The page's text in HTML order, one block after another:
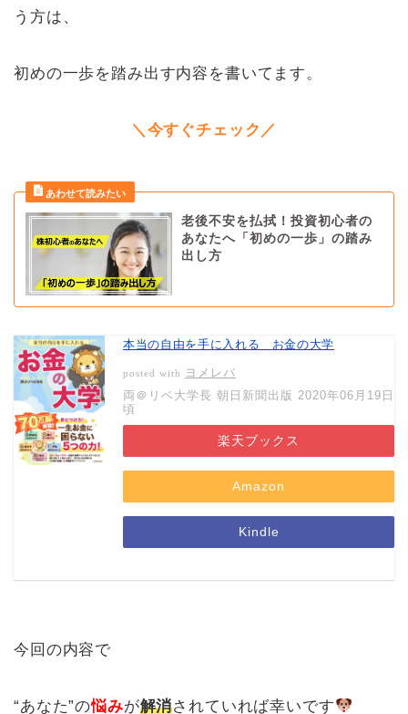
う方は、
初めの一歩を踏み出す内容を書いてます。
＼今すぐチェック／
老後不安を払拭！投資初心者の
あなたへ「初めの一歩」の踏み
出し方
本当の自由を手に入れる お金の大学
posted with
ヨメレバ
両＠リベ大学長 朝日新聞出版 2020年06月19日
頃
楽天ブックス
Amazon
Kindle
今回の内容で
“あなた”の悩みが解消されていれば幸いです